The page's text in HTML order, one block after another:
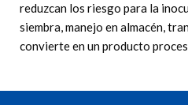
reduzcan los riesgo para la
siembra, manejo en almacén,
convierte en un producto